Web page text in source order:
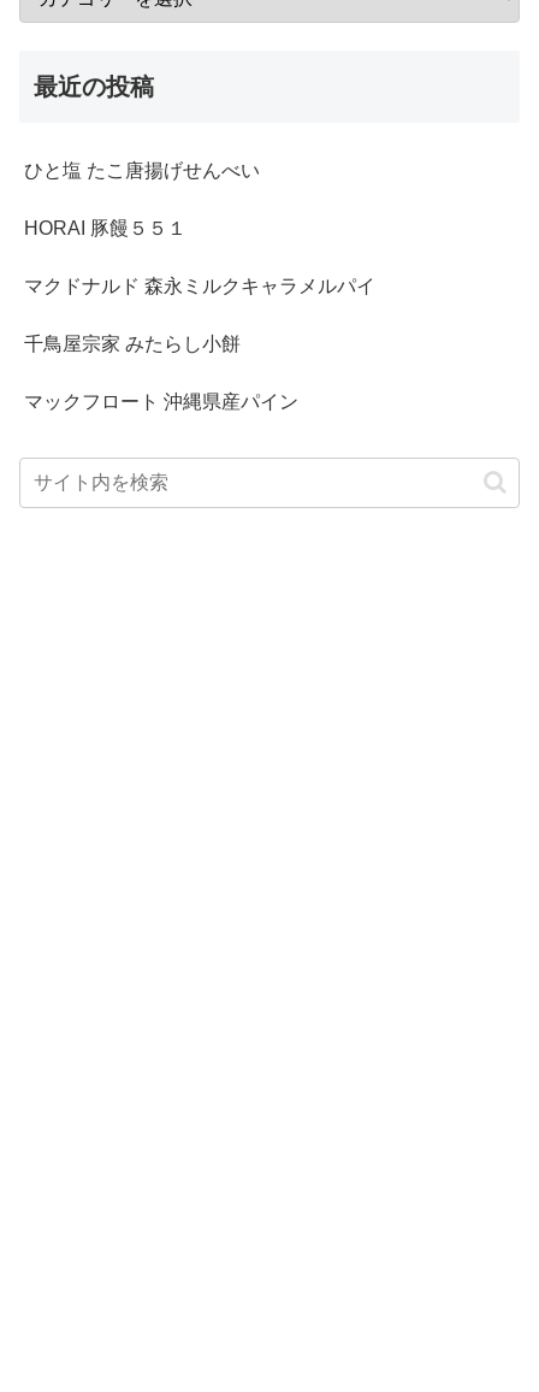
最近の投稿
ひと塩 たこ唐揚げせんべい
HORAI 豚饅５５１
マクドナルド 森永ミルクキャラメルパイ
千鳥屋宗家 みたらし小餅
マックフロート 沖縄県産パイン